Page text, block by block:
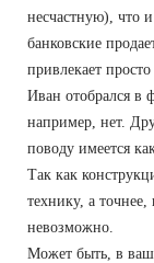
несчастную), что
банковские
привлекает просто
Иван отобрался в
например, нет.
поводу имеется
Так как
технику, а
невозможно.
Может быть, в